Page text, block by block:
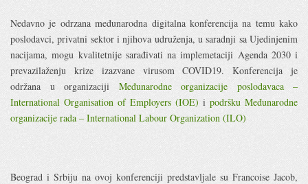
Nedavno je odrzana međunarodna digitalna konferencija na temu kako
poslodavci, privatni sektor i njihova udruženja, u saradnji sa Ujedinjenim
nacijama, mogu kvalitetnije sarađivati na implemetaciji Agenda 2030 i
prevazilaženju krize izazvane virusom COVID19. Konferencija je
održana u organizaciji Međunarodne organizacije poslodavaca –
International Organisation of Employers (IOE) i podršku Međunarodne
organizacije rada – International Labour Organization (ILO)
Beograd i Srbiju na ovoj konferenciji predstavljale su Francoise Jacob,